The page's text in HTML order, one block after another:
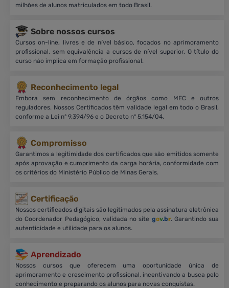
milhões de alunos matriculados em todo Brasil.
Sobre nossos cursos
Cursos on-line, livres e de nível básico, focados no aprimoramento
profissional, sem equivalência a cursos de nível superior. O título do
curso não implica em formação profissional.
Reconhecimento legal
Embora sem reconhecimento de órgãos como MEC e outros
reguladores. Nossos Certificados têm validade legal em todo o Brasil,
conforme a Lei nº 9.394/96 e o Decreto nº 5.154/04.
Compromisso
Garantimos a legitimidade dos certificados que são emitidos somente
após aprovação e cumprimento da carga horária, conformidade com
os critérios do Ministério Público de Minas Gerais.
Certificação
Nossos certificados digitais são legitimados pela assinatura eletrônica
do Coordenador Pedagógico, validada no site gov.br. Garantindo sua
autenticidade e utilidade para os alunos.
Aprendizado
Nossos cursos que oferecem uma oportunidade única de
aprimoramento e crescimento profissional, incentivando a busca pelo
conhecimento e preparando os alunos para novas conquistas.